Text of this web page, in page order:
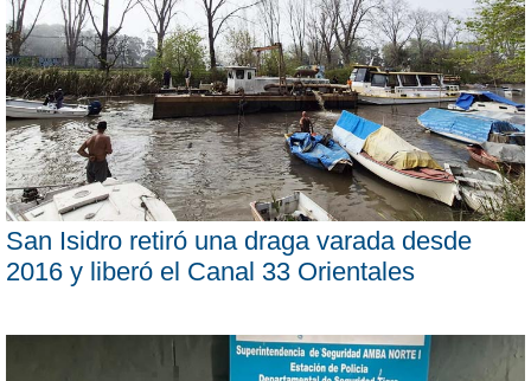
San Isidro retiró una draga varada desde
2016 y liberó el Canal 33 Orientales